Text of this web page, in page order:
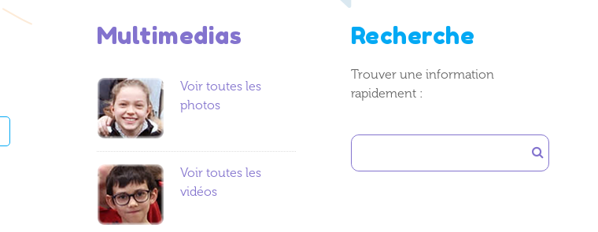
Multimedias
Voir toutes les
photos
Voir toutes les
vidéos
Recherche
Trouver une information
rapidement :